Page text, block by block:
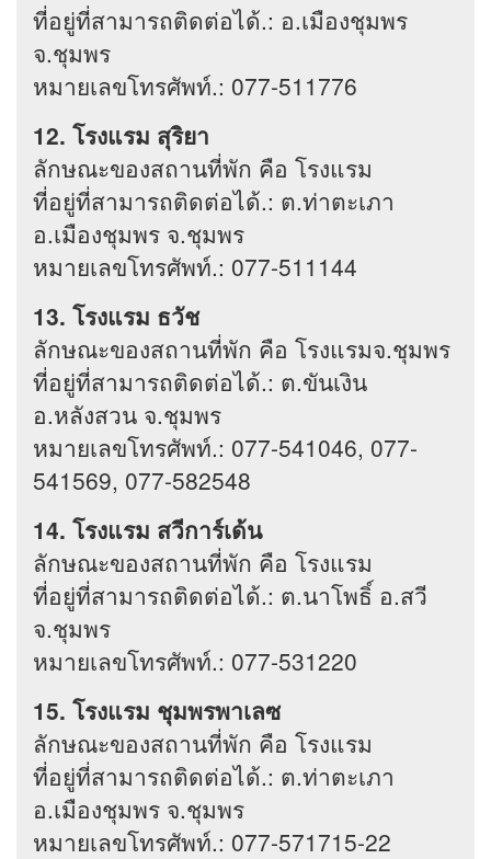
ที่อยู่ที่สามารถติดต่อได้.: อ.เมืองชุมพร
จ.ชุมพร
หมายเลขโทรศัพท์.: 077-511776
12. โรงแรม สุริยา
ลักษณะของสถานที่พัก คือ โรงแรม
ที่อยู่ที่สามารถติดต่อได้.: ต.ท่าตะเภา
อ.เมืองชุมพร จ.ชุมพร
หมายเลขโทรศัพท์.: 077-511144
13. โรงแรม ธวัช
ลักษณะของสถานที่พัก คือ โรงแรมจ.ชุมพร
ที่อยู่ที่สามารถติดต่อได้.: ต.ขันเงิน
อ.หลังสวน จ.ชุมพร
หมายเลขโทรศัพท์.: 077-541046, 077-
541569, 077-582548
14. โรงแรม สวีการ์เด้น
ลักษณะของสถานที่พัก คือ โรงแรม
ที่อยู่ที่สามารถติดต่อได้.: ต.นาโพธิ์ อ.สวี
จ.ชุมพร
หมายเลขโทรศัพท์.: 077-531220
15. โรงแรม ชุมพรพาเลซ
ลักษณะของสถานที่พัก คือ โรงแรม
ที่อยู่ที่สามารถติดต่อได้.: ต.ท่าตะเภา
อ.เมืองชุมพร จ.ชุมพร
หมายเลขโทรศัพท์.: 077-571715-22